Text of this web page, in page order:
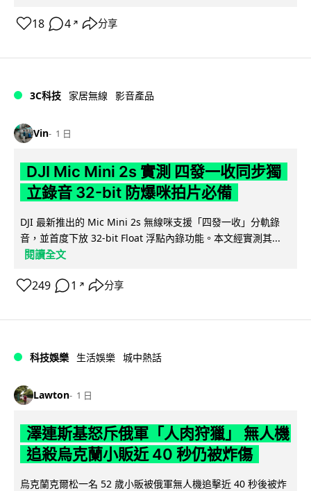
18 4 ↗ 分享
3C科技 家居無線 影音產品
Vin 1 日
DJI Mic Mini 2s 實測 四發一收同步獨
立錄音 32-bit 防爆咪拍片必備
DJI 最新推出的 Mic Mini 2s 無線咪支援「四發一收」分軌錄
音，並首度下放 32-bit Float 浮點內錄功能。本文經實測其...
閱讀全文
249 1 ↗ 分享
科技娛樂 生活娛樂 城中熱話
Lawton 1 日
澤連斯基怒斥俄軍「人肉狩獵」 無人機
追殺烏克蘭小販近 40 秒仍被炸傷
烏克蘭克爾松一名 52 歲小販被俄軍無人機追擊近 40 秒後被炸